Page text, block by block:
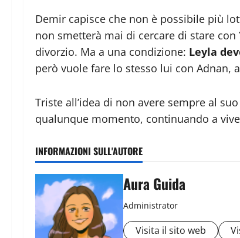
Demir capisce che non è possibile più
non smetterà mai di cercare di stare
divorzio. Ma a una condizione: Leyla
però vuole fare lo stesso lui con Adnan,
Triste all’idea di non avere sempre al
qualunque momento, continuando a
INFORMAZIONI SULL'AUTORE
Aura Guida
Administrator
Visita il sito web